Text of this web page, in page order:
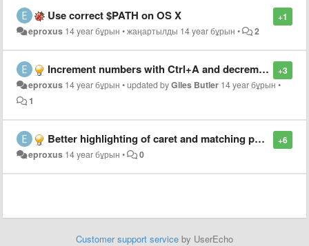
+1
Use correct $PATH on OS X
eproxus 14 year бұрын •жаңартылды 14 year бұрын • 2
+3
Increment numbers with Ctrl+A and decrement with Ctrl+X in Vintage mode
eproxus 14 year бұрын •updated byGiles Butler 14 year бұрын •
1
+6
Better highlighting of caret and matching parentheses
eproxus 14 year бұрын • 0
Customer support service by UserEcho